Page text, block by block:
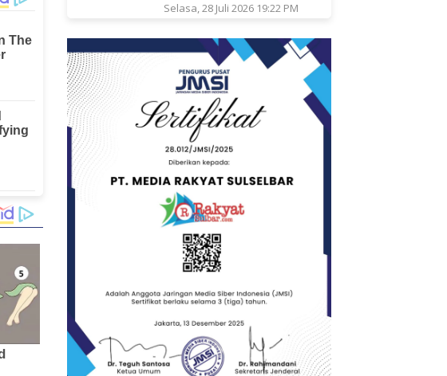
Selasa, 28 Juli 2026 19:22 PM